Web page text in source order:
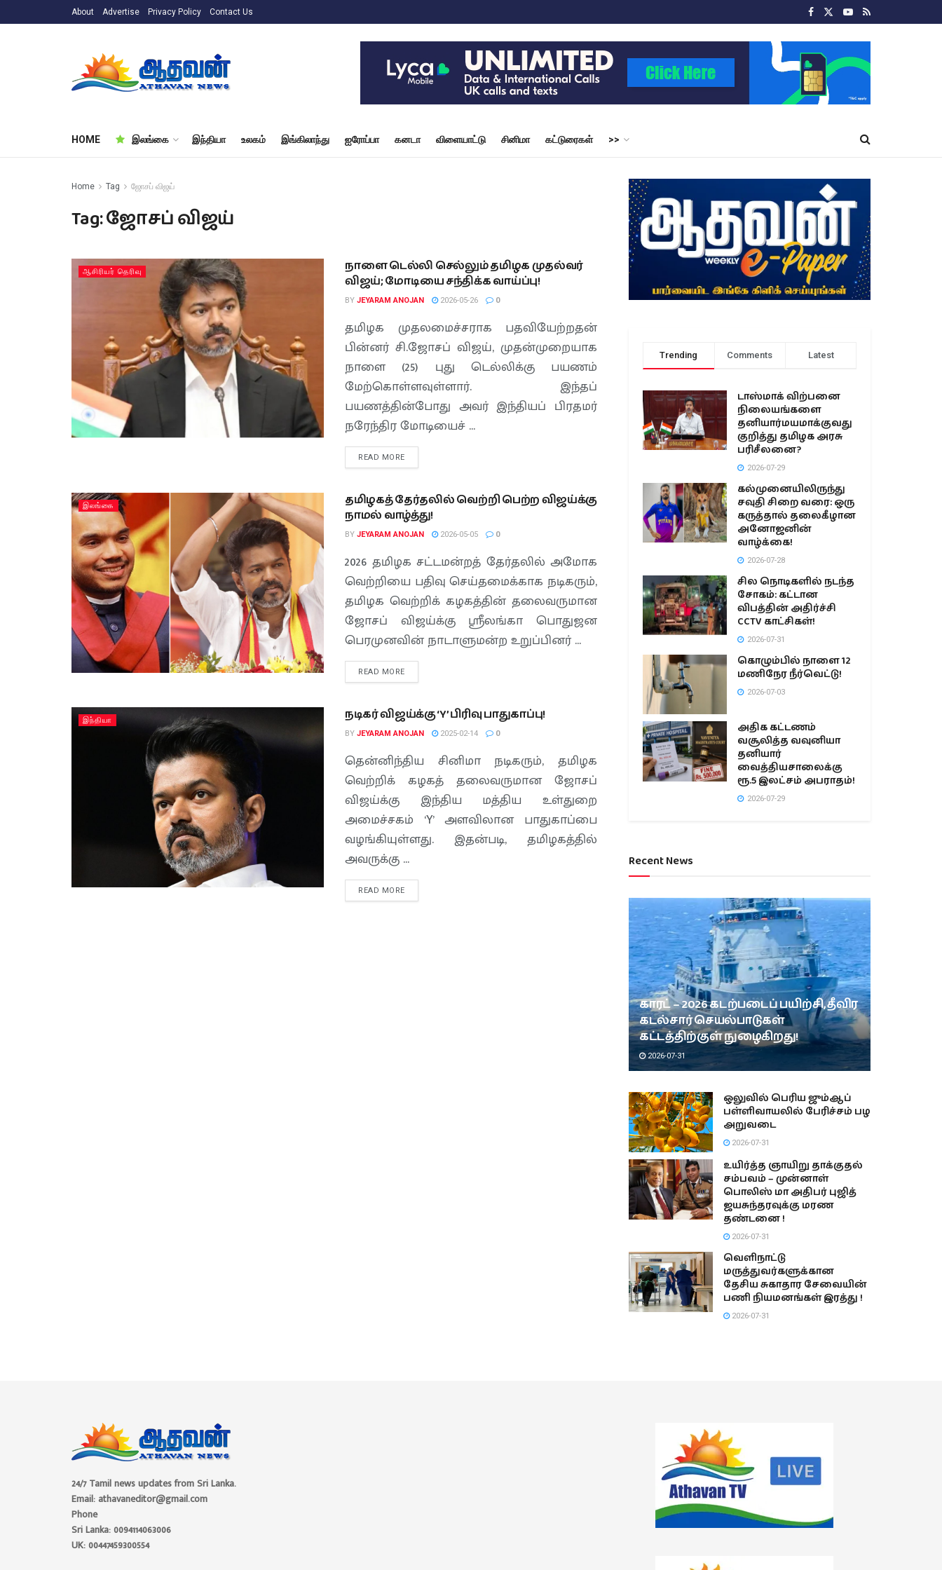
About Advertise Privacy Policy Contact Us
HOME இலங்கை இந்தியா உலகம் இங்கிலாந்து ஐரோப்பா கனடா விளையாட்டு சினிமா கட்டுரைகள் >>
Home Tag ஜோசப் விஜய்
Tag:ஜோசப் விஜய்
ஆசிரியர் தெரிவு
நாளை டெல்லி செல்லும் தமிழக முதல்வர்
விஜய்; மோடியை சந்திக்க வாய்ப்பு!
BY JEYARAM ANOJAN 2026-05-26 0
தமிழக முதலமைச்சராக பதவியேற்றதன்
பின்னர் சி.ஜோசப் விஜய், முதன்முறையாக
நாளை (25) புது டெல்லிக்கு பயணம்
மேற்கொள்ளவுள்ளார். இந்தப்
பயணத்தின்போது அவர் இந்தியப் பிரதமர்
நரேந்திர மோடியைச் ...
READ MORE
இலங்கை
தமிழகத் தேர்தலில் வெற்றி பெற்ற விஜய்க்கு
நாமல் வாழ்த்து!
BY JEYARAM ANOJAN 2026-05-05 0
2026 தமிழக சட்டமன்றத் தேர்தலில் அமோக
வெற்றியை பதிவு செய்தமைக்காக நடிகரும்,
தமிழக வெற்றிக் கழகத்தின் தலைவருமான
ஜோசப் விஜய்க்கு ஸ்ரீலங்கா பொதுஜன
பெரமுனவின் நாடாளுமன்ற உறுப்பினர் ...
READ MORE
இந்தியா நடிகர் விஜய்க்கு ‘Y’ பிரிவு பாதுகாப்பு!
BY JEYARAM ANOJAN 2025-02-14 0
தென்னிந்திய சினிமா நடிகரும், தமிழக
வெற்றிக் கழகத் தலைவருமான ஜோசப்
விஜய்க்கு இந்திய மத்திய உள்துறை
அமைச்சகம் ‘Y’ அளவிலான பாதுகாப்பை
வழங்கியுள்ளது. இதன்படி, தமிழகத்தில்
அவருக்கு ...
READ MORE
Trending Comments Latest
டாஸ்மாக் விற்பனை
நிலையங்களை
தனியார்மயமாக்குவது
குறித்து தமிழக அரசு
பரிசீலனை?
2026-07-29
கல்முனையிலிருந்து
சவுதி சிறை வரை: ஒரு
கருத்தால் தலைகீழான
அனோஜனின்
வாழ்க்கை!
2026-07-28
சில நொடிகளில் நடந்த
சோகம்: கட்டான
விபத்தின் அதிர்ச்சி
CCTV காட்சிகள்!
2026-07-31
கொழும்பில் நாளை 12
மணிநேர நீர்வெட்டு!
2026-07-03
அதிக கட்டணம்
வசூலித்த வவுனியா
தனியார்
வைத்தியசாலைக்கு
ரூ.5 இலட்சம் அபராதம்!
2026-07-29
Recent News
காரட் – 2026 கடற்படைப் பயிற்சி, தீவிர
கடல்சார் செயல்பாடுகள்
கட்டத்திற்குள் நுழைகிறது!
2026-07-31
ஒலுவில் பெரிய ஜும்ஆப்
பள்ளிவாயலில் பேரிச்சம் பழ
அறுவடை
2026-07-31
உயிர்த்த ஞாயிறு தாக்குதல்
சம்பவம் – முன்னாள்
பொலிஸ் மா அதிபர் புஜித்
ஜயசுந்தரவுக்கு மரண
தண்டனை !
2026-07-31
வெளிநாட்டு
மருத்துவர்களுக்கான
தேசிய சுகாதார சேவையின்
பணி நியமனங்கள் இரத்து !
2026-07-31
24/7 Tamil news updates from Sri Lanka.
Email: athavaneditor@gmail.com
Phone
Sri Lanka: 0094114063006
UK: 00447459300554